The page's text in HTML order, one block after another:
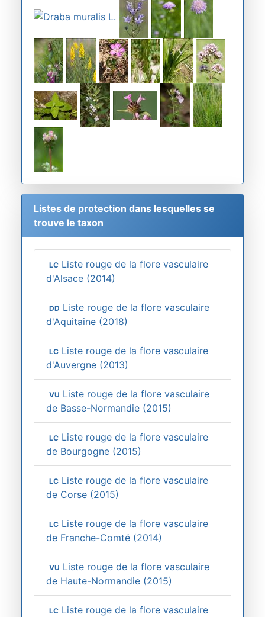
Listes de protection dans lesquelles se
trouve le taxon
LC Liste rouge de la flore vasculaire
d'Alsace (2014)
DD Liste rouge de la flore vasculaire
d'Aquitaine (2018)
LC Liste rouge de la flore vasculaire
d'Auvergne (2013)
VU Liste rouge de la flore vasculaire
de Basse-Normandie (2015)
LC Liste rouge de la flore vasculaire
de Bourgogne (2015)
LC Liste rouge de la flore vasculaire
de Corse (2015)
LC Liste rouge de la flore vasculaire
de Franche-Comté (2014)
VU Liste rouge de la flore vasculaire
de Haute-Normandie (2015)
LC Liste rouge de la flore vasculaire